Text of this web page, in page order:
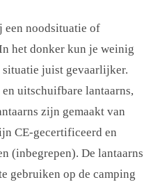
een noodsituatie of
het donker kun je weinig
situatie juist gevaarlijker.
uitschuifbare lantaarns,
zijn gemaakt van
CE-gecertificeerd en
(inbegrepen). De lantaarns
gebruiken op de camping